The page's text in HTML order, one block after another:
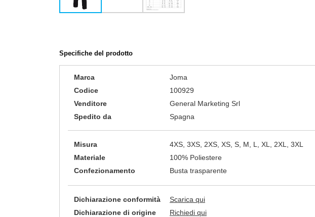
Specifiche del prodotto
Marca
Joma
Codice
100929
Venditore
General Marketing Srl
Spedito da
Spagna
Misura
4XS, 3XS, 2XS, XS, S, M, L, XL, 2XL, 3XL
Materiale
100% Poliestere
Confezionamento
Busta trasparente
Dichiarazione conformità
Scarica qui
Dichiarazione di origine
Richiedi qui